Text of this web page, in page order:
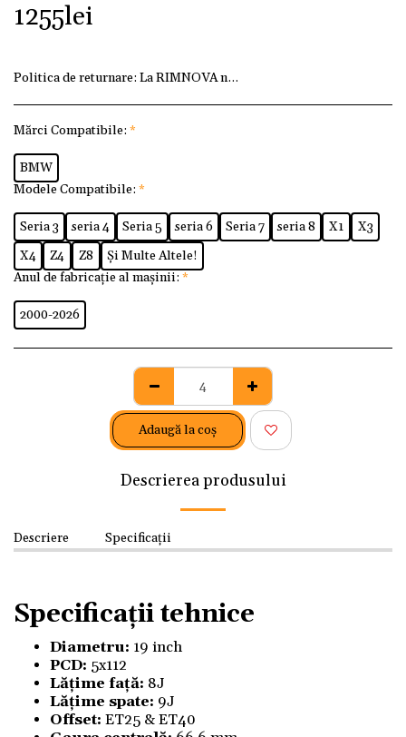
1255lei
Politica de returnare: La RIMNOVA ne dorim ca fiecare
Mărci Compatibile: *
BMW
Modele Compatibile: *
Seria 3 seria 4 Seria 5 seria 6 Seria 7 seria 8 X1
X3
X4
Z4 Z8
Și Multe Altele!
Anul de fabricație al mașinii: *
2000-2026
Adaugă la coş
Descrierea produsului
Descriere Specificații
Specificații tehnice
Diametru: 19 inch
PCD: 5x112
Lățime față: 8J
Lățime spate: 9J
Offset: ET25 & ET40